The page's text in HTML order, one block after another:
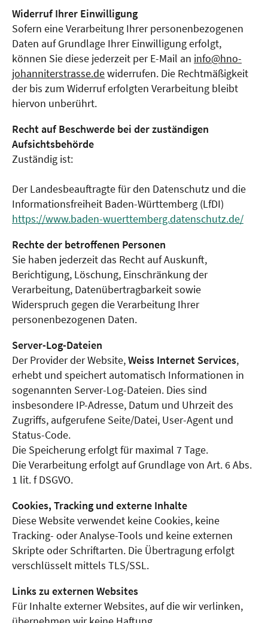
Widerruf Ihrer Einwilligung
Sofern eine Verarbeitung Ihrer personenbezogenen
Daten auf Grundlage Ihrer Einwilligung erfolgt,
können Sie diese jederzeit per E-Mail an info@hno-
johanniterstrasse.dewiderrufen. Die Rechtmäßigkeit
der bis zum Widerruf erfolgten Verarbeitung bleibt
hiervon unberührt.
Recht auf Beschwerde bei der zuständigen
Aufsichtsbehörde
Zuständig ist:
Der Landesbeauftragte für den Datenschutz und die
Informationsfreiheit Baden-Württemberg (LfDI)
https://www.baden-wuerttemberg.datenschutz.de/
Rechte der betroffenen Personen
Sie haben jederzeit das Recht auf Auskunft,
Berichtigung, Löschung, Einschränkung der
Verarbeitung, Datenübertragbarkeit sowie
Widerspruch gegen die Verarbeitung Ihrer
personenbezogenen Daten.
Server-Log-Dateien
Der Provider der Website,Weiss Internet Services,
erhebt und speichert automatisch Informationen in
sogenannten Server-Log-Dateien. Dies sind
insbesondere IP-Adresse, Datum und Uhrzeit des
Zugriffs, aufgerufene Seite/Datei, User-Agent und
Status-Code.
Die Speicherung erfolgt für maximal 7 Tage.
Die Verarbeitung erfolgt auf Grundlage von Art. 6 Abs.
1 lit. f DSGVO.
Cookies, Tracking und externe Inhalte
Diese Website verwendet keine Cookies, keine
Tracking- oder Analyse-Tools und keine externen
Skripte oder Schriftarten. Die Übertragung erfolgt
verschlüsselt mittels TLS/SSL.
Links zu externen Websites
Für Inhalte externer Websites, auf die wir verlinken,